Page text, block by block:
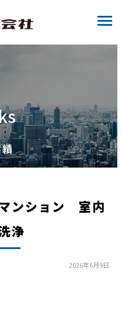
ンション 室内
浄
2026年6月9日